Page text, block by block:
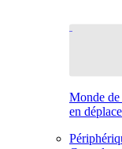
Monde de
en